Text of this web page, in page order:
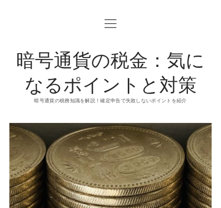
o
p
e
n
暗号通貨の税金：気に
なるポイントと対策
暗号通貨の税務知識を解説！確定申告で失敗しないポイントを紹介